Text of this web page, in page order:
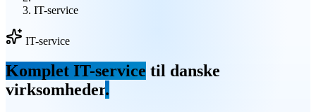
IT-service
IT-service
Komplet IT-service til danske
virksomheder.